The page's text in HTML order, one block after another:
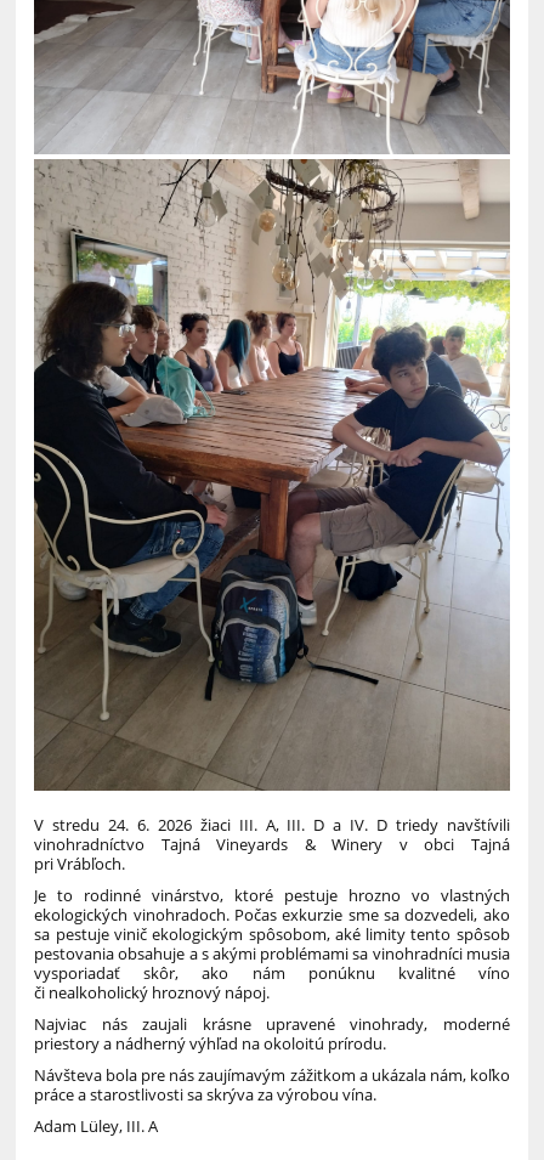
V stredu 24. 6. 2026 žiaci III. A, III. D a IV. D triedy navštívili
vinohradníctvo Tajná Vineyards & Winery v obci Tajná
pri Vrábľoch.
Je to rodinné vinárstvo, ktoré pestuje hrozno vo vlastných
ekologických vinohradoch. Počas exkurzie sme sa dozvedeli, ako
sa pestuje vinič ekologickým spôsobom, aké limity tento spôsob
pestovania obsahuje a s akými problémami sa vinohradníci musia
vysporiadať skôr, ako nám ponúknu kvalitné víno
či nealkoholický hroznový nápoj.
Najviac nás zaujali krásne upravené vinohrady, moderné
priestory a nádherný výhľad na okoloitú prírodu.
Návšteva bola pre nás zaujímavým zážitkom a ukázala nám, koľko
práce a starostlivosti sa skrýva za výrobou vína.
Adam Lüley, III. A